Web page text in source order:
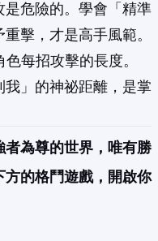
是危險的。學會「精準
擊，才是高手風範。
色每招攻擊的長度。
」的神祕距離，是掌
為尊的世界，唯有勝
的格鬥遊戲，開啟你